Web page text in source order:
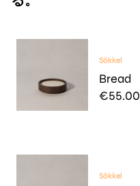
Sōkkel
Bread
€55.00
Sōkkel